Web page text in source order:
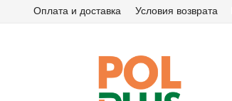
Оплата и доставка Условия возврата